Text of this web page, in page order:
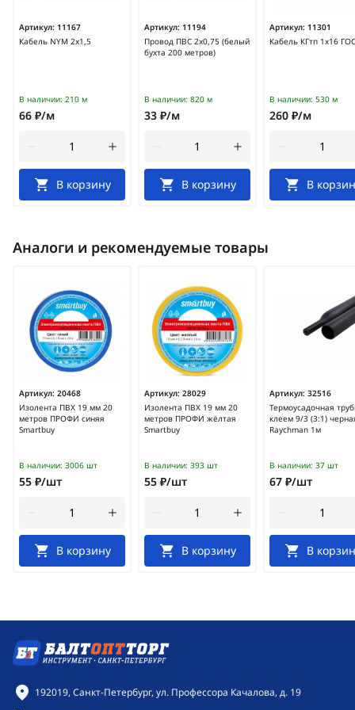
Артикул: 11167
Кабель NYM 2х1,5
В наличии: 210 м
66 ₽/м
В корзину
Артикул: 11194
Провод ПВС 2х0,75 (белый
бухта 200 метров)
В наличии: 820 м
33 ₽/м
В корзину
Артикул: 11301
Кабель КГтп 1х16
В наличии: 530 м
260 ₽/м
В
Аналоги и рекомендуемые товары
Артикул: 20468
Изолента ПВХ 19 мм 20
метров ПРОФИ синяя
Smartbuy
В наличии: 3006 шт
55 ₽/шт
В корзину
Артикул: 28029
Изолента ПВХ 19 мм 20
метров ПРОФИ жёлтая
Smartbuy
В наличии: 393 шт
55 ₽/шт
В корзину
Артикул: 32516
Термоусадочная
клеем 9/3 (3:1)
Raychman 1м
В наличии: 37 шт
67 ₽/шт
В
Контактная информация
192019, Санкт-Петербург, ул. Профессора Качалова, д. 19